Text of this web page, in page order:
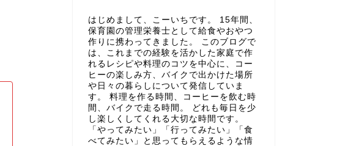
はじめまして、こーいちです。 15年間、
保育園の管理栄養士として給食やおやつ
作りに携わってきました。 このブログで
は、これまでの経験を活かした家庭で作
れるレシピや料理のコツを中心に、コー
ヒーの楽しみ方、バイクで出かけた場所
や日々の暮らしについて発信していま
す。 料理を作る時間、コーヒーを飲む時
間、バイクで走る時間。 どれも毎日を少
し楽しくしてくれる大切な時間です。
「やってみたい」「行ってみたい」「食
べてみたい」と思ってもらえるような情